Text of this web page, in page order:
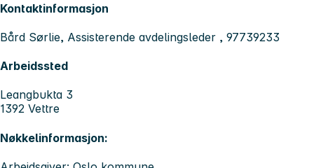
Kontaktinformasjon
Bård Sørlie, Assisterende avdelingsleder , 97739233
Arbeidssted
Leangbukta 3
1392 Vettre
Nøkkelinformasjon: